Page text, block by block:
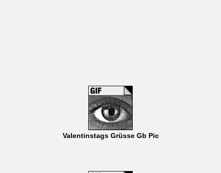
Valentinstags Grüsse Gb Pic